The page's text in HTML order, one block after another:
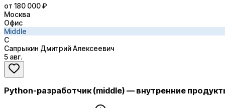
от 180 000 ₽
Москва
Офис
Middle
С
Сапрыкин Дмитрий Алексеевич
5 авг.
Python-разработчик (middle) — внутренние